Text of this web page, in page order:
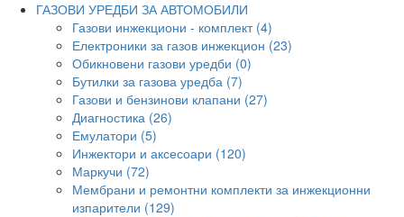
ГАЗОВИ УРЕДБИ ЗА АВТОМОБИЛИ
Газови инжекциони - комплект (4)
Електроники за газов инжекцион (23)
Обикновени газови уредби (0)
Бутилки за газова уредба (7)
Газови и бензинови клапани (27)
Диагностика (26)
Емулатори (5)
Инжектори и аксесоари (120)
Маркучи (72)
Мембрани и ремонтни комплекти за инжекционни
изпарители (129)